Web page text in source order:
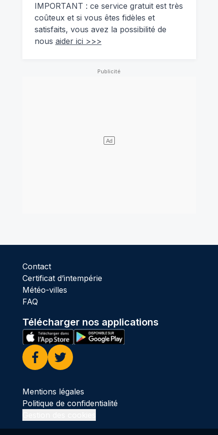
IMPORTANT : ce service gratuit est très
coûteux et si vous êtes fidèles et
satisfaits, vous avez la possibilité de
nous aider ici >>>
Contact
Certificat d’intempérie
Météo-villes
FAQ
Télécharger nos applications
Facebook
Twitter
Mentions légales
Politique de confidentialité